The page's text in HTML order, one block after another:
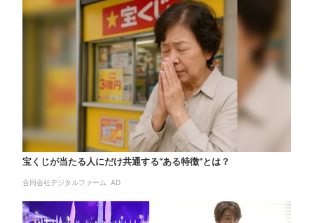
宝くじが当たる人にだけ共通する“ある特徴”とは？
合同会社デジタルファーム AD